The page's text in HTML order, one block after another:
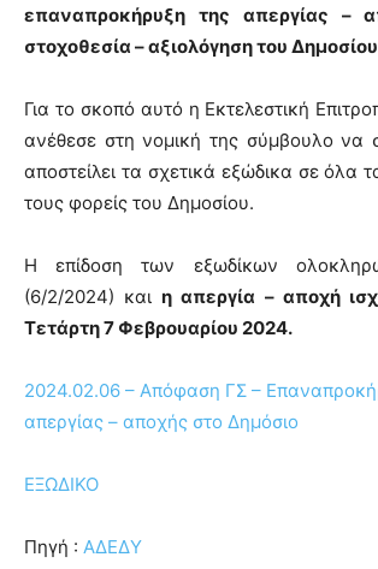
επαναπροκήρυξη της απεργίας –
στοχοθεσία – αξιολόγηση του
Για το σκοπό αυτό η Εκτελεστική
ανέθεσε στη νομική της σύμβουλο να
αποστείλει τα σχετικά εξώδικα σε όλα
τους φορείς του Δημοσίου.
Η επίδοση των εξωδίκων
(6/2/2024) καιη απεργία – αποχή
Τετάρτη 7 Φεβρουαρίου 2024.
2024.02.06 – Απόφαση ΓΣ –
απεργίας – αποχής στο Δημόσιο
ΕΞΩΔΙΚΟ
Πηγή : ΑΔΕΔΥ